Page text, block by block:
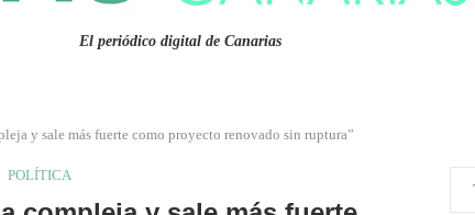
El periódico digital de Canarias
y sale más fuerte como proyecto renovado sin ruptura”
POLÍTICA